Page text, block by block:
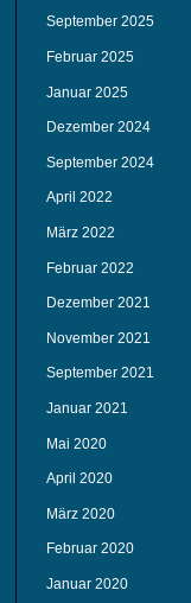
September 2025
Februar 2025
Januar 2025
Dezember 2024
September 2024
April 2022
März 2022
Februar 2022
Dezember 2021
November 2021
September 2021
Januar 2021
Mai 2020
April 2020
März 2020
Februar 2020
Januar 2020